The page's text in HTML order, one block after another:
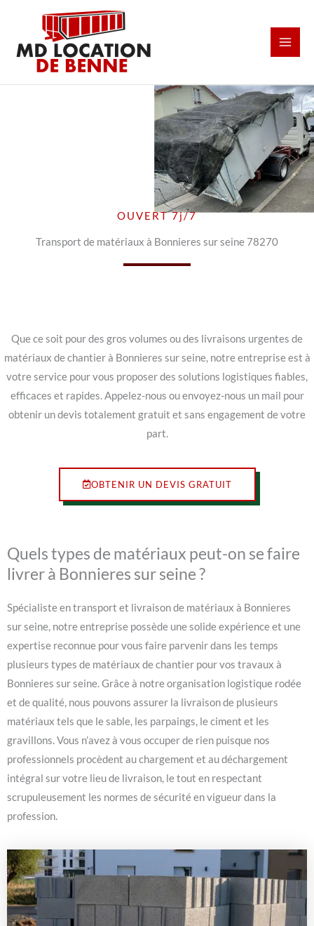
contenu
OUVERT 7j/7
Transport de matériaux à Bonnieres sur seine 78270
Que ce soit pour des gros volumes ou des livraisons urgentes de
matériaux de chantier à Bonnieres sur seine, notre entreprise est à
votre service pour vous proposer des solutions logistiques fiables,
efficaces et rapides. Appelez-nous ou envoyez-nous un mail pour
obtenir un devis totalement gratuit et sans engagement de votre
part.
OBTENIR UN DEVIS GRATUIT
Quels types de matériaux peut-on se faire
livrer à Bonnieres sur seine ?
Spécialiste en transport et livraison de matériaux à Bonnieres
sur seine, notre entreprise possède une solide expérience et une
expertise reconnue pour vous faire parvenir dans les temps
plusieurs types de matériaux de chantier pour vos travaux à
Bonnieres sur seine. Grâce à notre organisation logistique rodée
et de qualité, nous pouvons assurer la livraison de plusieurs
matériaux tels que le sable, les parpaings, le ciment et les
gravillons. Vous n’avez à vous occuper de rien puisque nos
professionnels procèdent au chargement et au déchargement
intégral sur votre lieu de livraison, le tout en respectant
scrupuleusement les normes de sécurité en vigueur dans la
profession.